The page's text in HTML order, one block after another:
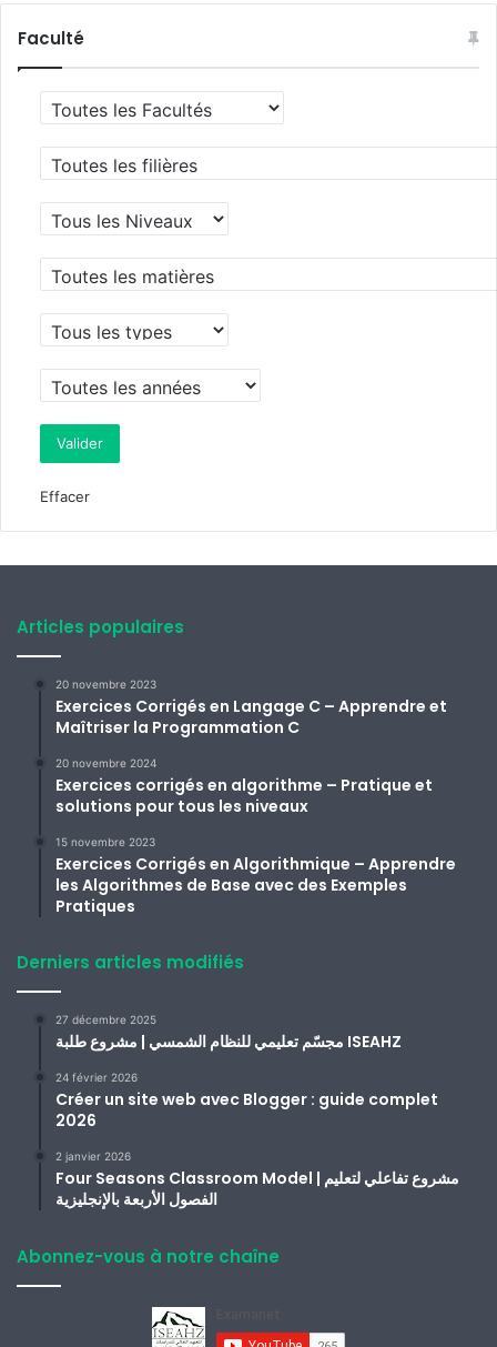
Faculté
Effacer
Articles populaires
20 novembre 2023
Exercices Corrigés en Langage C – Apprendre et
Maîtriser la Programmation C
20 novembre 2024
Exercices corrigés en algorithme – Pratique et
solutions pour tous les niveaux
15 novembre 2023
Exercices Corrigés en Algorithmique – Apprendre
les Algorithmes de Base avec des Exemples
Pratiques
Derniers articles modifiés
27 décembre 2025
مجسّم تعليمي للنظام الشمسي | مشروع طلبة ISEAHZ
24 février 2026
Créer un site web avec Blogger : guide complet
2026
2 janvier 2026
Four Seasons Classroom Model | مشروع تفاعلي لتعليم
الفصول الأربعة بالإنجليزية
Abonnez-vous à notre chaîne